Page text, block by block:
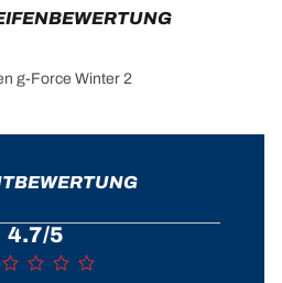
g-Force Winter 2
4.7/5